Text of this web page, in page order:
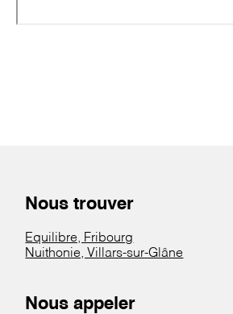
Nous trouver
Equilibre, Fribourg
Nuithonie, Villars-sur-Glâne
Nous appeler